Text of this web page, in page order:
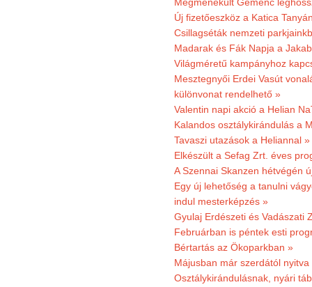
Új fizetőeszköz a Katica
Csillagséták nemzeti
Madarak és Fák Napja a
Világméretű kampányhoz
Mesztegnyői Erdei Vasút
különvonat rendelhető »
Valentin napi akció a Helian
Kalandos osztálykirándulás a
Tavaszi utazások a Heliannal »
Elkészült a Sefag Zrt. éves
A Szennai Skanzen hétvégén
Egy új lehetőség a tanulni
indul mesterképzés »
Gyulaj Erdészeti és Vadászati
Februárban is péntek esti
Bértartás az Ökoparkban »
Májusban már szerdától
Osztálykirándulásnak, nyári